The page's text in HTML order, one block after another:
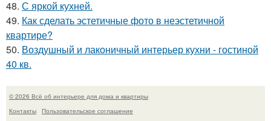
48. С яркой кухней.
49. Как сделать эстетичные фото в неэстетичной
квартире?
50. Воздушный и лаконичный интерьер кухни - гостиной
40 кв.
© 2026 Всё об интерьере для дома и квартиры
Контакты
Пользовательское соглашение